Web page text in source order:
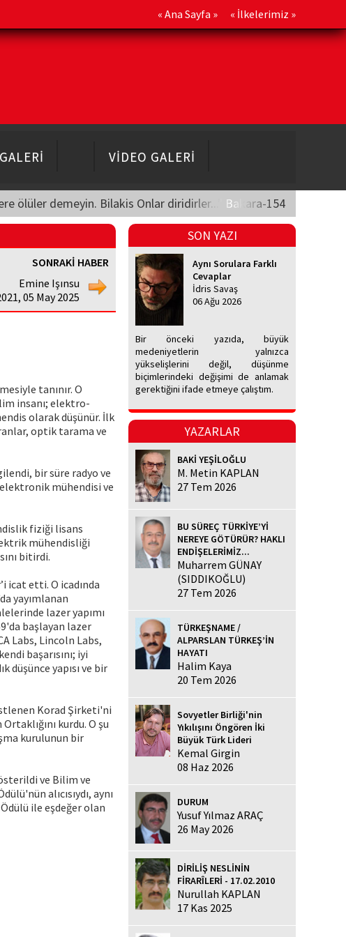
« Ana Sayfa » « İlkelerimiz »
VİDEO GALERİ
ölüler demeyin. Bilakis Onlar diridirler..." Bakara-154
SONRAKİ HABER
Emine Işınsu
05 May 2025
tanınır. O
insanı; elektro-
olarak düşünür. İlk
optik tarama ve
bir süre radyo ve
mühendisi ve
fiziği lisans
mühendisliği
bitirdi.
icat etti. O icadında
yayımlanan
lazer yapımı
başlayan lazer
Labs, Lincoln Labs,
başarısını; iyi
düşünce yapısı ve bir
Korad Şirketi'ni
kurdu. O şu
kurulunun bir
ve Bilim ve
alıcısıydı, aynı
ile eşdeğer olan
SON YAZI
Aynı Sorulara Farklı
Cevaplar
İdris Savaş
06 Ağu 2026
Bir önceki yazıda, büyük
medeniyetlerin yalnızca
yükselişlerini değil, düşünme
biçimlerindeki değişimi de anlamak
gerektiğini ifade etmeye çalıştım.
YAZARLAR
BAKİ YEŞİLOĞLU
M. Metin KAPLAN
27 Tem 2026
BU SÜREÇ TÜRKİYE’Yİ
NEREYE GÖTÜRÜR? HAKLI
ENDİŞELERİMİZ...
Muharrem GÜNAY
(SIDDIKOĞLU)
27 Tem 2026
TÜRKEŞNAME /
ALPARSLAN TÜRKEŞ’İN
HAYATI
Halim Kaya
20 Tem 2026
Sovyetler Birliği'nin
Yıkılışını Öngören İki
Büyük Türk Lideri
Kemal Girgin
08 Haz 2026
DURUM
Yusuf Yılmaz ARAÇ
26 May 2026
DİRİLİŞ NESLİNİN
FİRARÎLERİ - 17.02.2010
Nurullah KAPLAN
17 Kas 2025